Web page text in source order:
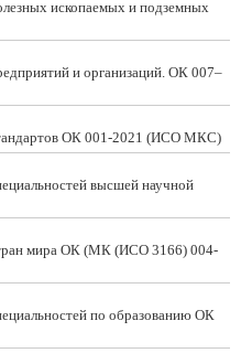
ископаемых и подземных
и организаций. ОК 007–
ОК 001-2021 (ИСО МКС)
высшей научной
мира ОК (МК (ИСО 3166) 004-
по образованию ОК